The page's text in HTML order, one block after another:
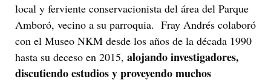
local y ferviente conservacionista del área del Parque
Amboró, vecino a su parroquia. Fray Andrés colaboró
con el Museo NKM desde los años de la década 1990
hasta su deceso en 2015, alojando investigadores,
discutiendo estudios y proveyendo muchos